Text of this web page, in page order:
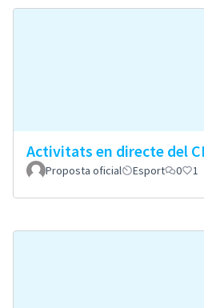
Activitats en directe del
Proposta oficial Esport 0 1